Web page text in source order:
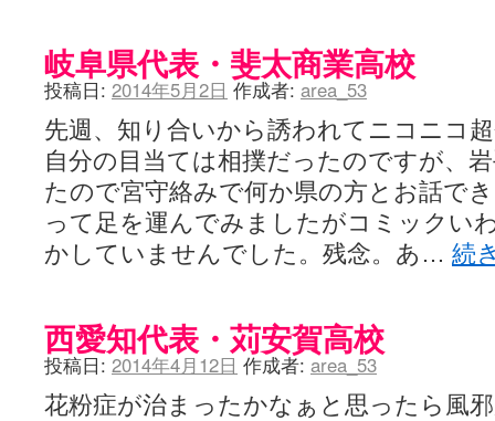
岐阜県代表・斐太商業高校
投稿日: 2014年5月2日 作成者: area_53
先週、知り合いから誘われてニコニコ
自分の目当ては相撲だったのですが、
たので宮守絡みで何か県の方とお話で
って足を運んでみましたがコミックい
かしていませんでした。残念。あ… 続
西愛知代表・苅安賀高校
投稿日: 2014年4月12日 作成者: area_53
花粉症が治まったかなぁと思ったら風